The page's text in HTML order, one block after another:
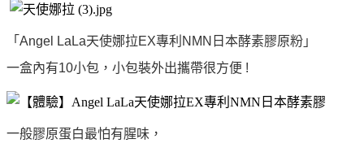
「Angel LaLa天使娜拉EX專利NMN日本酵素膠原粉」
一盒內有10小包，小包裝外出攜帶很方便 !
一般膠原蛋白最怕有腥味，